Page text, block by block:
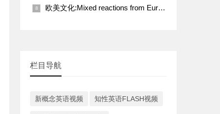
欧美文化:Mixed reactions from European countries to Trump-Putin call on Ukraine
栏目导航
新概念英语视频 知性英语FLASH视频